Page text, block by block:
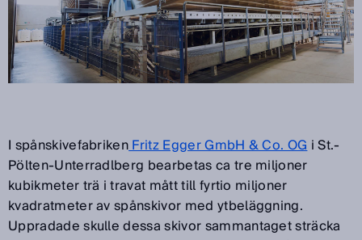
I spånskivefabrikenFritz Egger GmbH & Co. OGi St.-
Pölten-Unterradlberg bearbetas ca tre miljoner
kubikmeter trä i travat mått till fyrtio miljoner
kvadratmeter av spånskivor med ytbeläggning.
Uppradade skulle dessa skivor sammantaget sträcka